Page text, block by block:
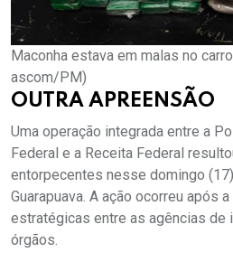
Maconha estava em malas no
ascom/PM)
OUTRA APREENSÃO
Uma operação integrada entre a
Federal e a Receita Federal
entorpecentes nesse domingo
Guarapuava. A ação ocorreu após
estratégicas entre as agências de
órgãos.